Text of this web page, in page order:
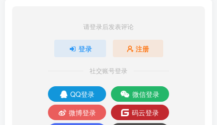
请登录后发表评论
登录 注册
社交账号登录
QQ登录
微信登录
微博登录
码云登录